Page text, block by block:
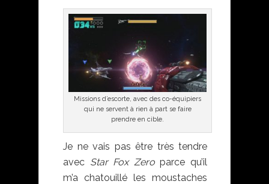
Missions d’escorte, avec des co-équipiers
qui ne servent à rien à part se faire
prendre en cible.
Je ne vais pas être très tendre
avec Star Fox Zeroparce qu’il
m’a chatouillé les moustaches